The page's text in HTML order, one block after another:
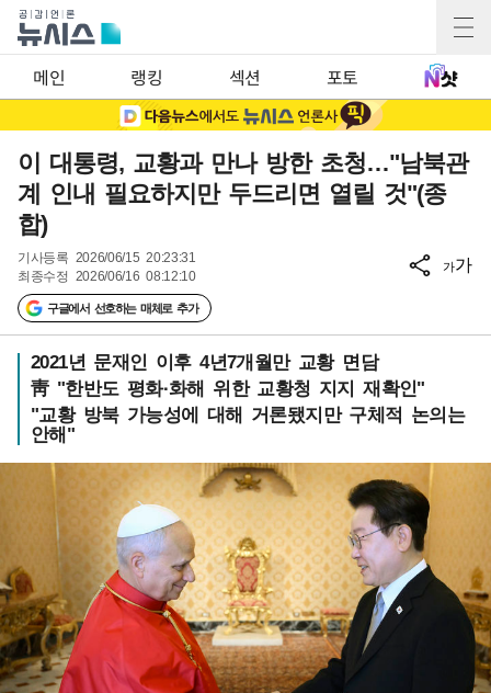
메인 랭킹 섹션 포토
이 대통령, 교황과 만나 방한 초청…"남북관
계 인내 필요하지만 두드리면 열릴 것"(종
합)
기사등록 2026/06/15 20:23:31
최종수정 2026/06/16 08:12:10
구글에서 선호하는 매체로 추가
가가
2021년 문재인 이후 4년7개월만 교황 면담
靑 "한반도 평화·화해 위한 교황청 지지 재확인"
"교황 방북 가능성에 대해 거론됐지만 구체적 논의는
안해"